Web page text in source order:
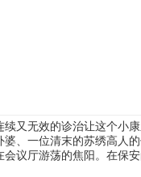
又无效的诊治让这个小
、一位清末的苏绣高人
议厅游荡的焦阳。在